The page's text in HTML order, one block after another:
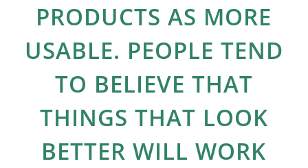
PRODUCTS AS MORE
USABLE. PEOPLE TEND
TO BELIEVE THAT
THINGS THAT LOOK
BETTER WILL WORK